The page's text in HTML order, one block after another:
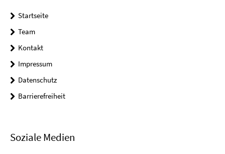
Startseite
Team
Kontakt
Impressum
Datenschutz
Barrierefreiheit
Soziale Medien